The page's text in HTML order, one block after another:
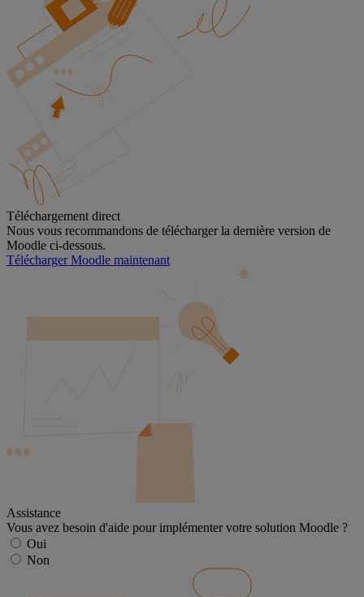
Téléchargement direct
Nous vous recommandons de télécharger la dernière version de
Moodle ci-dessous.
Télécharger Moodle maintenant
Assistance
Vous avez besoin d'aide pour implémenter votre solution Moodle ?
Oui
Non